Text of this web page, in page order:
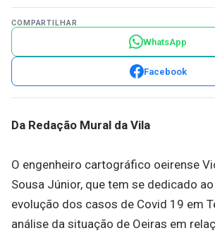
COMPARTILHAR
WhatsApp
Facebook
Da Redação Mural da Vila
O engenheiro cartográfico oeirense
Sousa Júnior, que tem se dedicado
evolução dos casos de Covid 19 em
análise da situação de Oeiras em